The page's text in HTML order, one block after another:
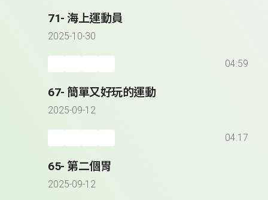
71- 海上運動員
2025-10-30
04:59
67- 簡單又好玩的運動
2025-09-12
04:17
65- 第二個胃
2025-09-12